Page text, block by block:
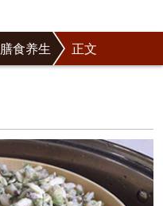
膳食养生 正文